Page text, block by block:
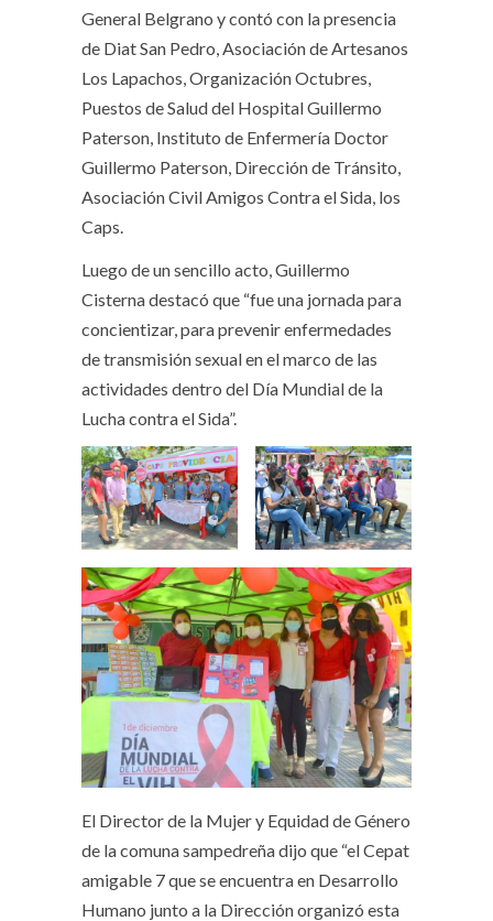
General Belgrano y contó con la presencia
de Diat San Pedro, Asociación de Artesanos
Los Lapachos, Organización Octubres,
Puestos de Salud del Hospital Guillermo
Paterson, Instituto de Enfermería Doctor
Guillermo Paterson, Dirección de Tránsito,
Asociación Civil Amigos Contra el Sida, los
Caps.
Luego de un sencillo acto, Guillermo
Cisterna destacó que “fue una jornada para
concientizar, para prevenir enfermedades
de transmisión sexual en el marco de las
actividades dentro del Día Mundial de la
Lucha contra el Sida”.
El Director de la Mujer y Equidad de Género
de la comuna sampedreña dijo que “el Cepat
amigable 7 que se encuentra en Desarrollo
Humano junto a la Dirección organizó esta